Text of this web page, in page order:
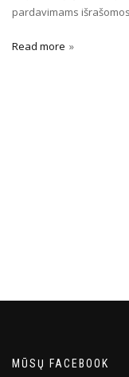
pardavimams
Read more
MŪSŲ FACEBOOK